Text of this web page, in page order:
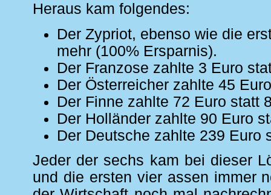
Heraus kam folgendes:
Der Zypriot, ebenso wie die
mehr (100% Ersparnis).
Der Franzose zahlte 3 Euro
Der Österreicher zahlte 45
Der Finne zahlte 72 Euro statt
Der Holländer zahlte 90 Euro
Der Deutsche zahlte 239 Euro
Jeder der sechs kam bei dieser
und die ersten vier assen immer